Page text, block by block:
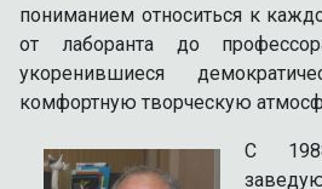
пониманием относиться к
от лаборанта до
укоренившиеся
комфортную творческую
C